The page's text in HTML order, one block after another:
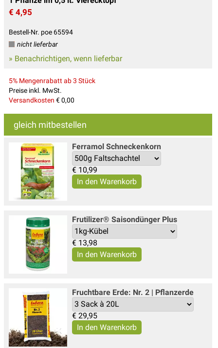
€ 4,95
Bestell-Nr. poe 65594
nicht lieferbar
» Benachrichtigen, wenn lieferbar
5% Mengenrabatt ab 3 Stück
Preise inkl. MwSt.
Versandkosten € 0,00
gleich mitbestellen
Ferramol Schneckenkorn
€ 10,99
Frutilizer® Saisondünger Plus
€ 13,98
Fruchtbare Erde: Nr. 2 | Pflanzerde
€ 29,95